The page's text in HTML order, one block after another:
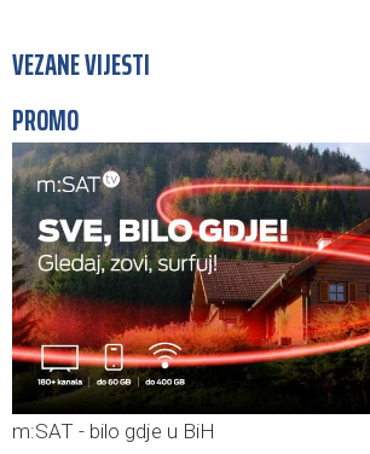
VEZANE VIJESTI
PROMO
m:SAT - bilo gdje u BiH